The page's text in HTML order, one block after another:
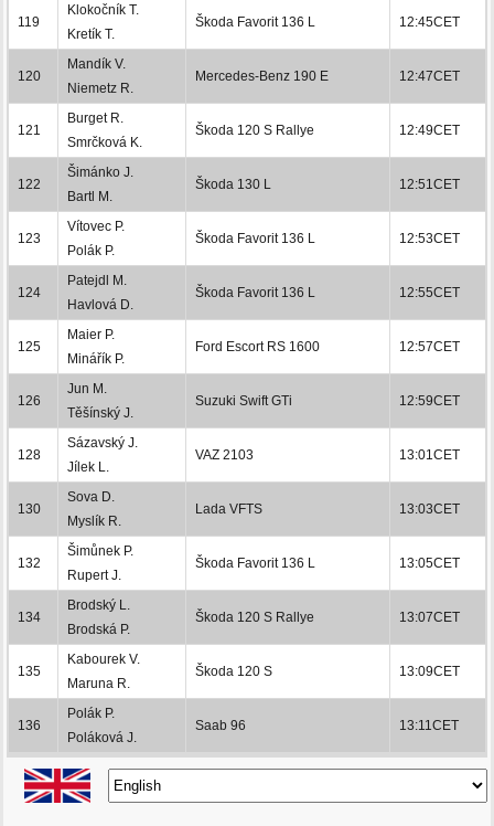
119
Klokočník T.
Kretík T.
Škoda Favorit 136 L 12:45CET
120
Mandík V.
Niemetz R.
Mercedes-Benz 190 E 12:47CET
121
Burget R.
Smrčková K.
Škoda 120 S Rallye 12:49CET
122
Šimánko J.
Bartl M.
Škoda 130 L 12:51CET
123
Vítovec P.
Polák P.
Škoda Favorit 136 L 12:53CET
124
Patejdl M.
Havlová D.
Škoda Favorit 136 L 12:55CET
125
Maier P.
Minářík P.
Ford Escort RS 1600 12:57CET
126
Jun M.
Těšínský J.
Suzuki Swift GTi 12:59CET
128
Sázavský J.
Jílek L.
VAZ 2103 13:01CET
130
Sova D.
Myslík R.
Lada VFTS 13:03CET
132
Šimůnek P.
Rupert J.
Škoda Favorit 136 L 13:05CET
134
Brodský L.
Brodská P.
Škoda 120 S Rallye 13:07CET
135
Kabourek V.
Maruna R.
Škoda 120 S 13:09CET
136
Polák P.
Poláková J.
Saab 96 13:11CET